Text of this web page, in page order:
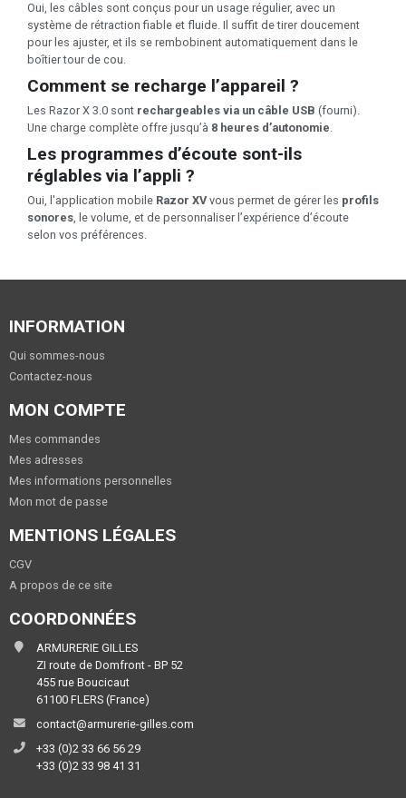
Oui, les câbles sont conçus pour un usage régulier, avec un
système de rétraction fiable et fluide. Il suffit de tirer doucement
pour les ajuster, et ils se rembobinent automatiquement dans le
boîtier tour de cou.
Comment se recharge l’appareil ?
Les Razor X 3.0 sont rechargeables via un câble USB (fourni).
Une charge complète offre jusqu’à 8 heures d’autonomie.
Les programmes d’écoute sont-ils
réglables via l’appli ?
Oui, l'application mobile Razor XVvous permet de gérer les profils
sonores , le volume, et de personnaliser l’expérience d’écoute
selon vos préférences.
INFORMATION
Qui sommes-nous
Contactez-nous
MON COMPTE
Mes commandes
Mes adresses
Mes informations personnelles
Mon mot de passe
MENTIONS LÉGALES
CGV
A propos de ce site
COORDONNÉES
ARMURERIE GILLES
ZI route de Domfront - BP 52
455 rue Boucicaut
61100 FLERS (France)
contact@armurerie-gilles.com
+33 (0)2 33 66 56 29
+33 (0)2 33 98 41 31